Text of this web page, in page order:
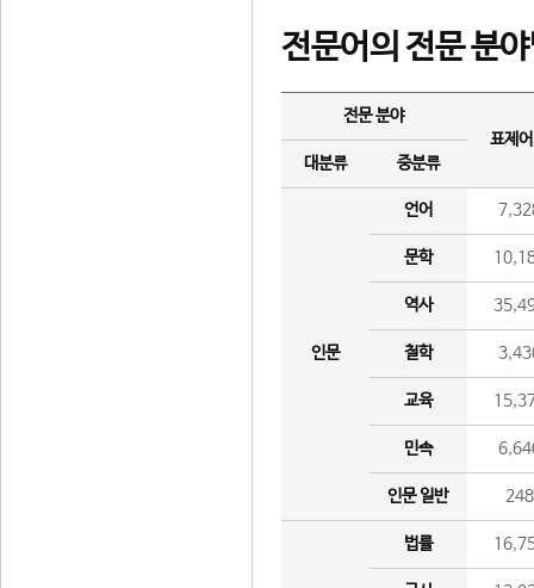
전문어의 전문 분
전문 분야
표제
대분류
중분류
인문
언어
문학
역사
철학
교육
민속
인문 일반 248
법률